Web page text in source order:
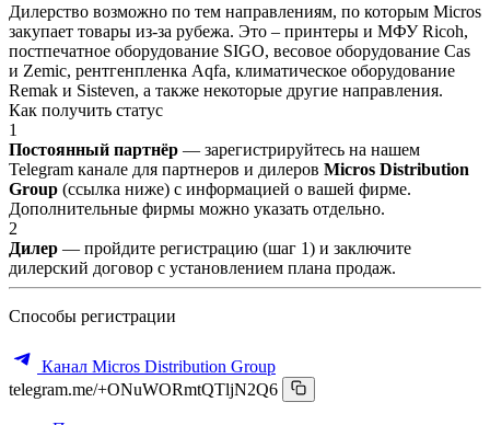
Дилерство возможно по тем направлениям, по которым Micros
закупает товары из-за рубежа. Это – принтеры и МФУ Ricoh,
постпечатное оборудование SIGO, весовое оборудование Cas
и Zemic, рентгенпленка Aqfa, климатическое оборудование
Remak и Sisteven, а также некоторые другие направления.
Как получить статус
1
Постоянный партнёр — зарегистрируйтесь на нашем
Telegram канале для партнеров и дилеров Micros Distribution
Group (ссылка ниже) с информацией о вашей фирме.
Дополнительные фирмы можно указать отдельно.
2
Дилер — пройдите регистрацию (шаг 1) и заключите
дилерский договор с установлением плана продаж.
Способы регистрации
Канал Micros Distribution Group
telegram.me/+ONuWORmtQTljN2Q6